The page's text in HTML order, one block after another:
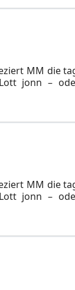
MM die
jonn –
MM die
jonn –